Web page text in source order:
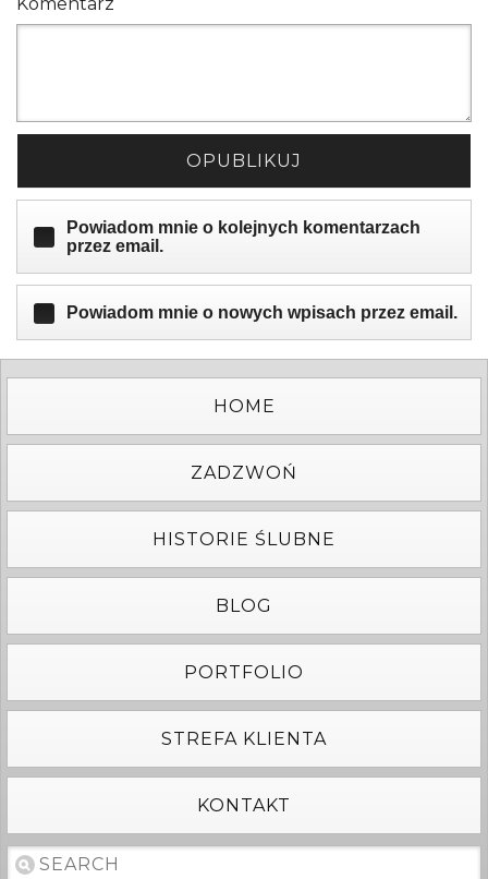
OPUBLIKUJ
Powiadom mnie o kolejnych komentarzach
przez email.
Powiadom mnie o nowych wpisach przez email.
HOME
ZADZWOŃ
HISTORIE ŚLUBNE
BLOG
PORTFOLIO
STREFA KLIENTA
KONTAKT